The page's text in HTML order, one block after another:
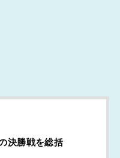
決勝戦を総括